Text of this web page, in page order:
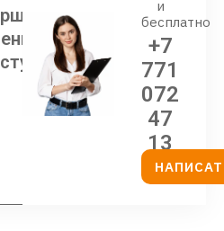
и
бесплатно
+7
771
072
47
13